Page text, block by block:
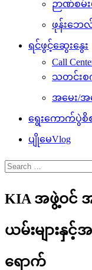
ဉာဏ်စမ်
ဖုန်းဘေ
ရင်ဖွင့်ဆွေးနွေး
Call
သတင်းစ
အမေး/အ
ရွေးကောက်ပွဲစိ
ပျိုမေVlog
Search
for:
KIA အဖွဲ့ဝင်
ယမ်းများနှ
ရောက်